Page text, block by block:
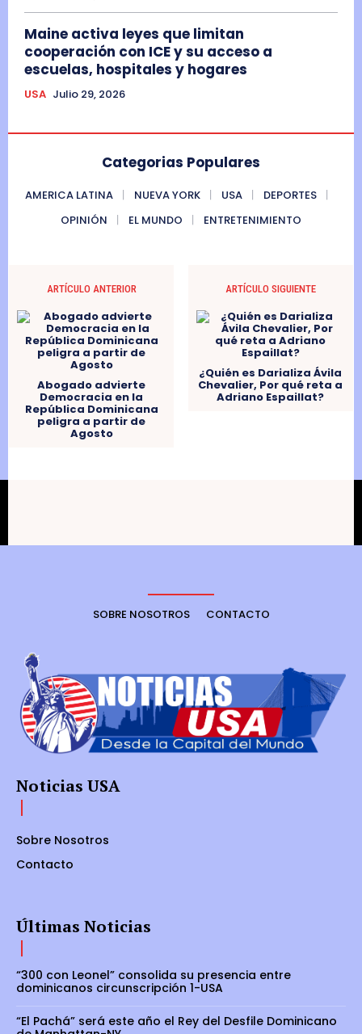
Maine activa leyes que limitan
cooperación con ICE y su acceso a
escuelas, hospitales y hogares
USA Julio 29, 2026
Categorias Populares
AMERICA LATINA NUEVA YORK USA
DEPORTES
OPINIÓN
EL MUNDO ENTRETENIMIENTO
ARTÍCULO ANTERIOR
Abogado advierte
Democracia en la
República Dominicana
peligra a partir de
Agosto
ARTÍCULO SIGUIENTE
¿Quién es Darializa Ávila
Chevalier, Por qué reta a
Adriano Espaillat?
SOBRE NOSOTROS CONTACTO
Noticias USA
Sobre Nosotros
Contacto
Últimas Noticias
“300 con Leonel” consolida su presencia entre
dominicanos circunscripción 1-USA
“El Pachá” será este año el Rey del Desfile Dominicano